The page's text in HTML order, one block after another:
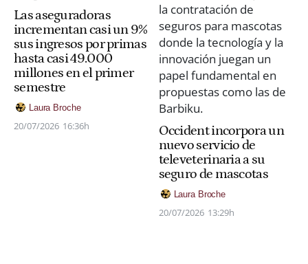
Las aseguradoras
incrementan casi un 9%
sus ingresos por primas
hasta casi 49.000
millones en el primer
semestre
Laura Broche
20/07/2026 16:36h
Occident incorpora un
nuevo servicio de
televeterinaria a su
seguro de mascotas
Laura Broche
20/07/2026 13:29h